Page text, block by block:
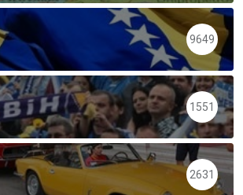
9649
1551
2631